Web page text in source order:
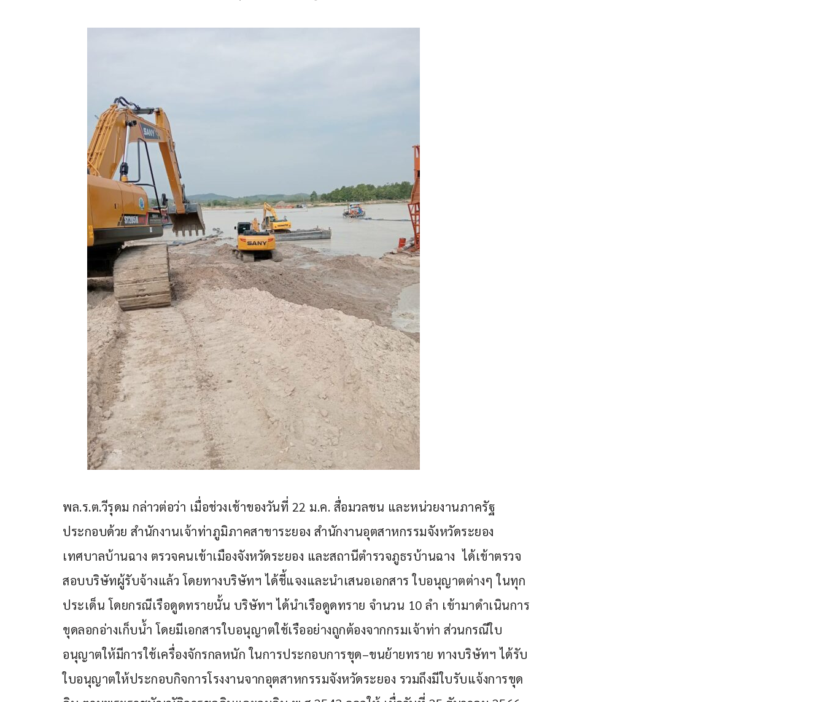
พล.ร.ต.วีรุดม กล่าวต่อว่า เมื่อช่วงเช้าของวันที่ 22 ม.ค. สื่อมวลชน และหน่วยงานภาครัฐ
ประกอบด้วย สำนักงานเจ้าท่าภูมิภาคสาขาระยอง สำนักงานอุตสาหกรรมจังหวัดระยอง
เทศบาลบ้านฉาง ตรวจคนเข้าเมืองจังหวัดระยอง และสถานีตำรวจภูธรบ้านฉาง  ได้เข้าตรวจ
สอบบริษัทผู้รับจ้างแล้ว โดยทางบริษัทฯ ได้ชี้แจงและนำเสนอเอกสาร ใบอนุญาตต่างๆ ในทุก
ประเด็น โดยกรณีเรือดูดทรายนั้น บริษัทฯ ได้นำเรือดูดทราย จำนวน 10 ลำ เข้ามาดำเนินการ
ขุดลอกอ่างเก็บน้ำ โดยมีเอกสารใบอนุญาตใช้เรืออย่างถูกต้องจากกรมเจ้าท่า ส่วนกรณีใบ
อนุญาตให้มีการใช้เครื่องจักรกลหนัก ในการประกอบการขุด–ขนย้ายทราย ทางบริษัทฯ ได้รับ
ใบอนุญาตให้ประกอบกิจการโรงงานจากอุตสาหกรรมจังหวัดระยอง รวมถึงมีใบรับแจ้งการขุด